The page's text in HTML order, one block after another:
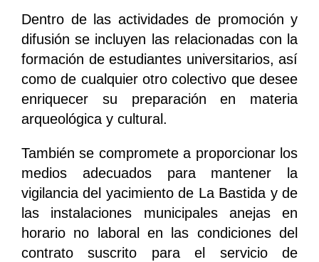
Dentro de las actividades de promoción y
difusión se incluyen las relacionadas con la
formación de estudiantes universitarios, así
como de cualquier otro colectivo que desee
enriquecer su preparación en materia
arqueológica y cultural.
También se compromete a proporcionar los
medios adecuados para mantener la
vigilancia del yacimiento de La Bastida y de
las instalaciones municipales anejas en
horario no laboral en las condiciones del
contrato suscrito para el servicio de